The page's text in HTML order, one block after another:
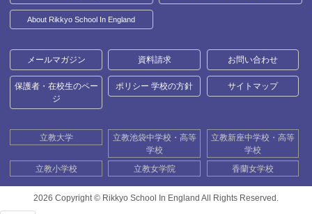
About Rikkyo School In England
メールマガジン 資料請求 お問い合わせ
保護者・在校生のペー
ジ
ポリシー 学校の方針 サイトマップ
立教大学
立教池袋中学校・高等
学校
立教新座中学校・高等
学校
立教小学校
立教女学院 香蘭女学校
2026 Copyright © Rikkyo School In England All Rights Reserved.